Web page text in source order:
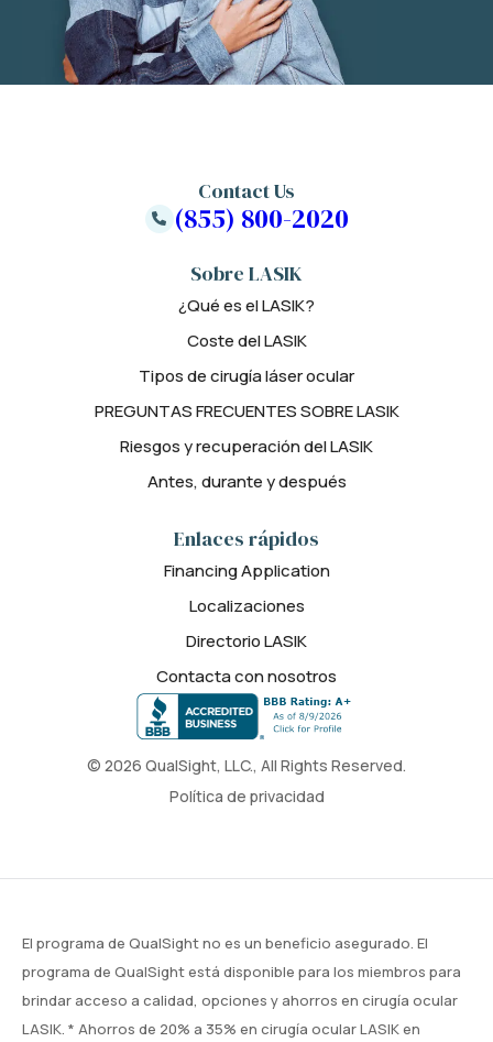
© 2026 QualSight, LLC., All Rights Reserved.
Política de privacidad
Sobre LASIK
¿Qué es el LASIK?
Coste del LASIK
Tipos de cirugía láser ocular
PREGUNTAS FRECUENTES SOBRE LASIK
Riesgos y recuperación del LASIK
Antes, durante y después
Enlaces rápidos
Financing Application
Localizaciones
Directorio LASIK
Contacta con nosotros
Contact Us
(855) 800-2020
El programa de QualSight no es un beneficio asegurado. El
programa de QualSight está disponible para los miembros para
brindar acceso a calidad, opciones y ahorros en cirugía ocular
LASIK. * Ahorros de 20% a 35% en cirugía ocular LASIK en